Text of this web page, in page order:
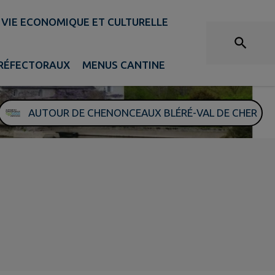
VIE ECONOMIQUE ET CULTURELLE
MENUS CANTINE
AUTOUR DE CHENONCEAUX BLÉRÉ-VAL DE CHER